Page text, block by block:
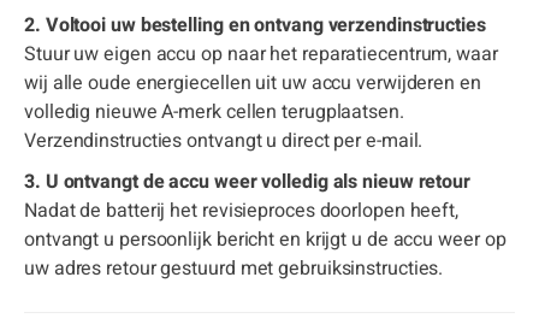
2. Voltooi uw bestelling en ontvang verzendinstructies
Stuur uw eigen accu op naar het reparatiecentrum, waar
wij alle oude energiecellen uit uw accu verwijderen en
volledig nieuwe A-merk cellen terugplaatsen.
Verzendinstructies ontvangt u direct per e-mail.
3. U ontvangt de accu weer volledig als nieuw retour
Nadat de batterij het revisieproces doorlopen heeft,
ontvangt u persoonlijk bericht en krijgt u de accu weer op
uw adres retour gestuurd met gebruiksinstructies.